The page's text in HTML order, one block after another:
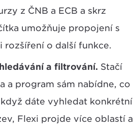
z ČNB a ECB a skrz
umožňuje propojení s
rozšíření o další funkce.
a filtrování. Stačí
a program sám nabídne, co
dáte vyhledat konkrétní
Flexi projde více oblastí a